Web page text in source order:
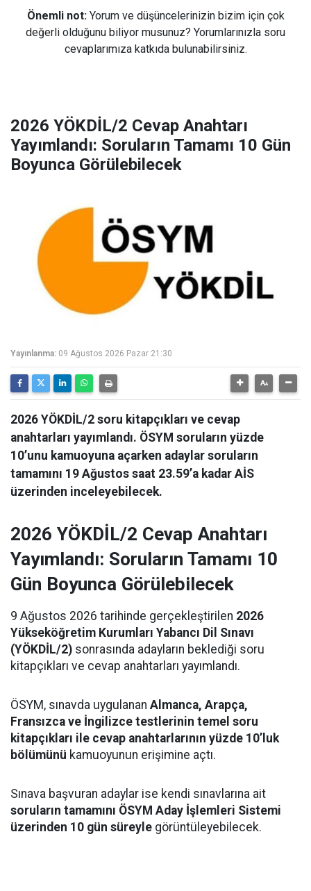
Önemli not: Yorum ve düşüncelerinizin bizim için çok
değerli olduğunu biliyor musunuz? Yorumlarınızla soru
cevaplarımıza katkıda bulunabilirsiniz.
2026 YÖKDİL/2 Cevap Anahtarı
Yayımlandı: Soruların Tamamı 10 Gün
Boyunca Görülebilecek
Yayınlanma: 09 Ağustos 2026 Pazar 21:30
2026 YÖKDİL/2 soru kitapçıkları ve cevap
anahtarları yayımlandı. ÖSYM soruların yüzde
10’unu kamuoyuna açarken adaylar soruların
tamamını 19 Ağustos saat 23.59’a kadar AİS
üzerinden inceleyebilecek.
2026 YÖKDİL/2 Cevap Anahtarı
Yayımlandı: Soruların Tamamı 10
Gün Boyunca Görülebilecek
9 Ağustos 2026 tarihinde gerçekleştirilen 2026
Yükseköğretim Kurumları Yabancı Dil Sınavı
(YÖKDİL/2) sonrasında adayların beklediği soru
kitapçıkları ve cevap anahtarları yayımlandı.
ÖSYM, sınavda uygulanan Almanca, Arapça,
Fransızca ve İngilizce testlerinin temel soru
kitapçıkları ile cevap anahtarlarının yüzde 10’luk
bölümünü kamuoyunun erişimine açtı.
Sınava başvuran adaylar ise kendi sınavlarına ait
soruların tamamını ÖSYM Aday İşlemleri Sistemi
üzerinden 10 gün süreyle görüntüleyebilecek.